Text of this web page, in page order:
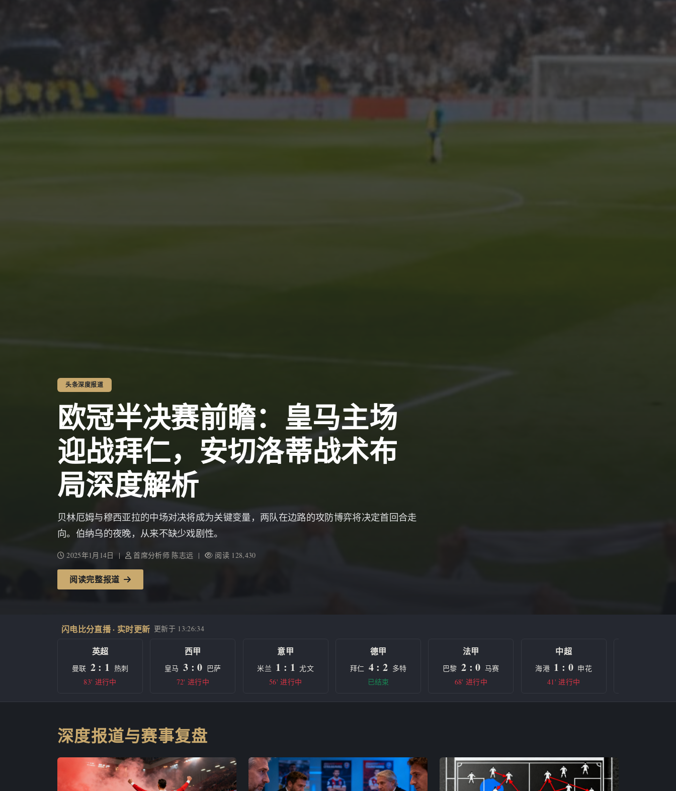
头条深度报道
欧冠半决赛前瞻：皇马主场
迎战拜仁，安切洛蒂战术布
局深度解析
贝林厄姆与穆西亚拉的中场对决将成为关键变量，两队在边路的攻防博弈将决定首回合走
向。伯纳乌的夜晚，从来不缺少戏剧性。
2025年1月14日 | 首席分析师 陈志远 | 阅读 128,430
阅读完整报道
闪电比分直播 · 实时更新 更新于 13:26:34
英超
曼联 2 : 1 热刺
83' 进行中
西甲
皇马 3 : 0 巴萨
72' 进行中
意甲
米兰 1 : 1 尤文
56' 进行中
德甲
拜仁 4 : 2 多特
已结束
法甲
巴黎 2 : 0 马赛
68' 进行中
中超
海港 1 : 0 申花
41' 进行中
深度报道与赛事复盘